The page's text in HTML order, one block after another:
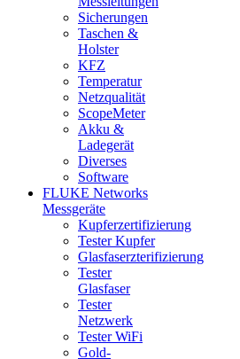
Sicherungen
Taschen &
Holster
KFZ
Temperatur
Netzqualität
ScopeMeter
Akku &
Ladegerät
Diverses
Software
FLUKE Networks
Messgeräte
Kupferzertifizierung
Tester Kupfer
Glasfaserzterifizierung
Tester
Glasfaser
Tester
Netzwerk
Tester WiFi
Gold-